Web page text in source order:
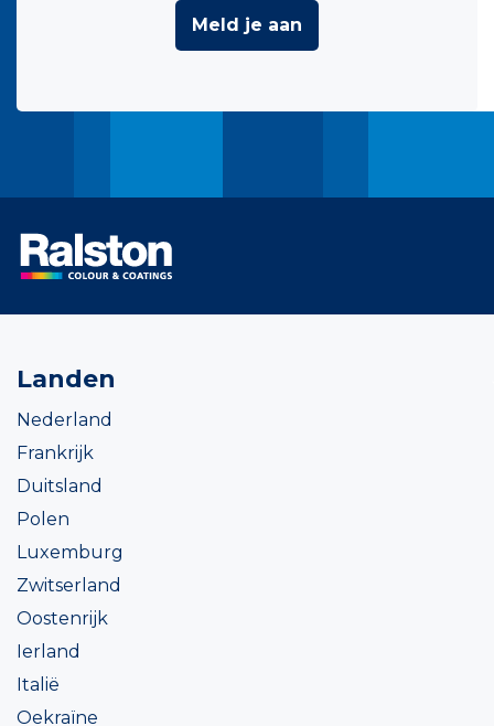
Meld je aan
Landen
Nederland
Frankrijk
Duitsland
Polen
Luxemburg
Zwitserland
Oostenrijk
Ierland
Italië
Oekraïne